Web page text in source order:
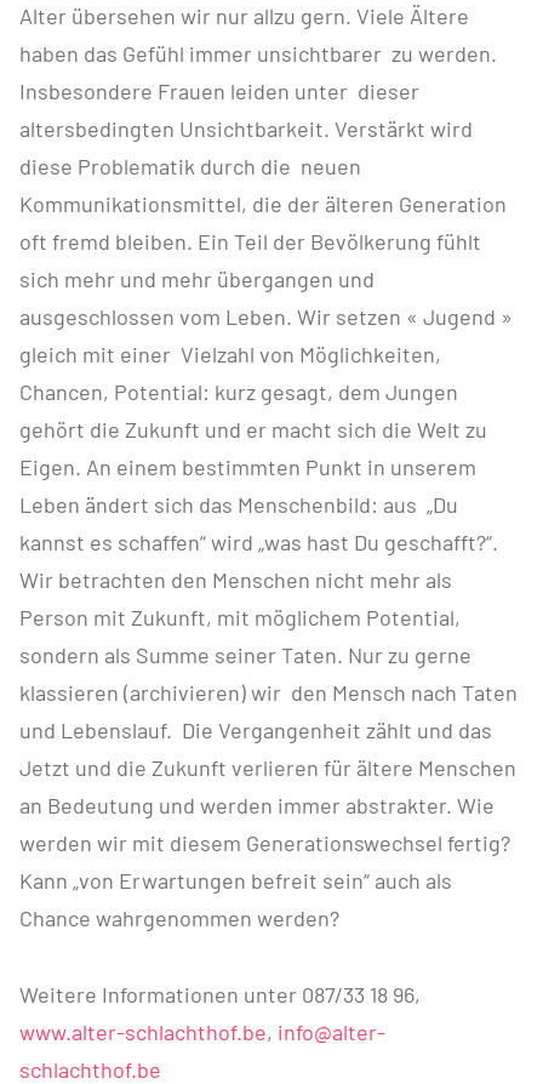
Alter übersehen wir nur allzu gern. Viele Ältere
haben das Gefühl immer unsichtbarer zu werden.
Insbesondere Frauen leiden unter dieser
altersbedingten Unsichtbarkeit. Verstärkt wird
diese Problematik durch die neuen
Kommunikationsmittel, die der älteren Generation
oft fremd bleiben. Ein Teil der Bevölkerung fühlt
sich mehr und mehr übergangen und
ausgeschlossen vom Leben. Wir setzen « Jugend »
gleich mit einer Vielzahl von Möglichkeiten,
Chancen, Potential: kurz gesagt, dem Jungen
gehört die Zukunft und er macht sich die Welt zu
Eigen. An einem bestimmten Punkt in unserem
Leben ändert sich das Menschenbild: aus „Du
kannst es schaffen“ wird „was hast Du geschafft?“.
Wir betrachten den Menschen nicht mehr als
Person mit Zukunft, mit möglichem Potential,
sondern als Summe seiner Taten. Nur zu gerne
klassieren (archivieren) wir den Mensch nach Taten
und Lebenslauf. Die Vergangenheit zählt und das
Jetzt und die Zukunft verlieren für ältere Menschen
an Bedeutung und werden immer abstrakter. Wie
werden wir mit diesem Generationswechsel fertig?
Kann „von Erwartungen befreit sein“ auch als
Chance wahrgenommen werden?
Weitere Informationen unter 087/33 18 96,
www.alter-schlachthof.be, info@alter-
schlachthof.be